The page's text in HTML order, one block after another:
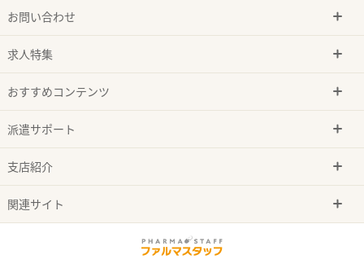
お問い合わせ
求人特集
おすすめコンテンツ
派遣サポート
支店紹介
関連サイト